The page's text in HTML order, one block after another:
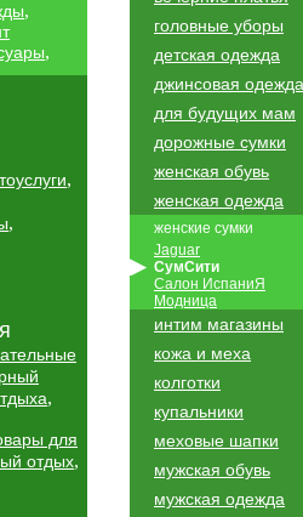
,
,
,
,
,
для
отдых,
головные уборы
детская одежда
джинсовая одежда
для будущих мам
дорожные сумки
женская обувь
женская одежда
женские сумки
Jaguar
СумСити
Салон ИспаниЯ
Модница
интим магазины
кожа и меха
колготки
купальники
меховые шапки
мужская обувь
мужская одежда